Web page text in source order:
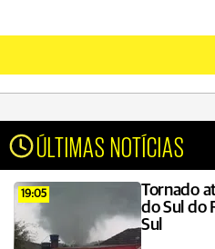
ÚLTIMAS NOTÍCIAS
19:05
Tornado
do Sul do
Sul